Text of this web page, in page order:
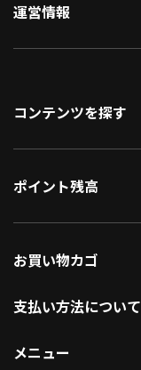
運営情報
コンテンツを探す
ポイント残高
お買い物カゴ
支払い方法について
メニュー